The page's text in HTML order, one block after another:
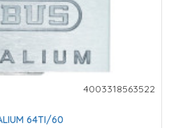
4003318563522
64TI/60